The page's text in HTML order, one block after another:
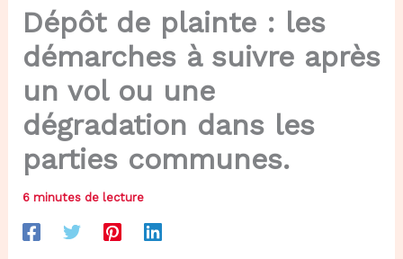
Dépôt de plainte : les
démarches à suivre après
un vol ou une
dégradation dans les
parties communes.
6 minutes de lecture